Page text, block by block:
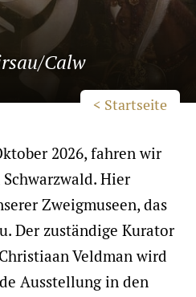
Calw
< Startseite
2026, fahren wir
Hier
Zweigmuseen, das
Der zuständige Kurator
Veldman wird
Ausstellung in den